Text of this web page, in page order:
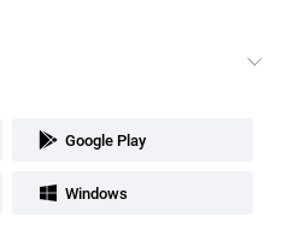
Google Play
Windows